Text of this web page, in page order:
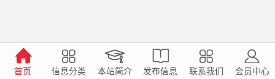
首页 信息分类 本站简介 发布信息 联系我们 会员中心